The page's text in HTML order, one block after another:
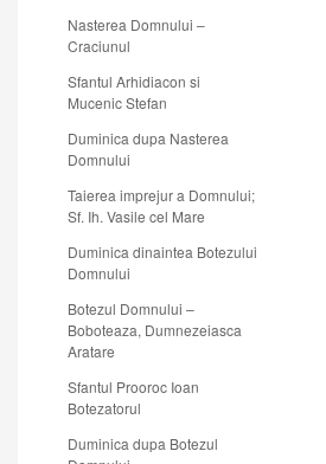
Nasterea Domnului –
Craciunul
Sfantul Arhidiacon si
Mucenic Stefan
Duminica dupa Nasterea
Domnului
Taierea imprejur a Domnului;
Sf. Ih. Vasile cel Mare
Duminica dinaintea Botezului
Domnului
Botezul Domnului –
Boboteaza, Dumnezeiasca
Aratare
Sfantul Prooroc Ioan
Botezatorul
Duminica dupa Botezul